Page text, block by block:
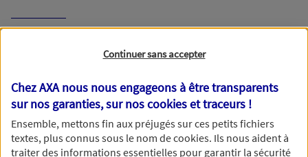
demande, nous vous répondrons dans les
meilleurs délais par mail ou par téléphone.
Votre message :
Continuer sans accepter
Chez AXA nous nous engageons à être transparents
sur nos garanties, sur noscookies et traceurs !
Ensemble, mettons fin aux préjugés sur ces petits fichiers
textes, plus connus sous le nom decookies. Ils nous aident à
traiter des informations essentielles pour garantir la sécurité